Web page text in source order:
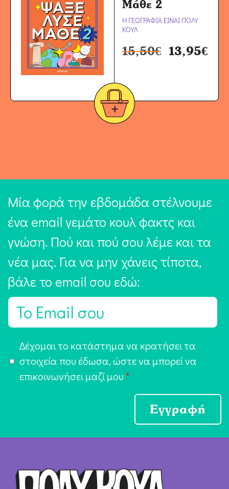
Μάθε 2
Η ΓΕΩΓΡΑΦΙΑ ΕΙΝΑΙ ΠΟΛΥ
ΚΟΥΛ
15,50€ 13,95€
Μία φορά την εβδομάδα στέλνουμε
ένα email γεμάτο κουλ φακτς και
γνώση. Πού και πού σου λέμε και τα
νέα μας. Για να μην χάνεις τίποτα,
βάλε το email σου εδώ:
E
π
ή
Δέχομαι το κατάστημα να κρατήσει τα
στοιχεία που έδωσα, ώστε να μπορεί να
επικοινωνήσει μαζί μου *
Εγγραφή